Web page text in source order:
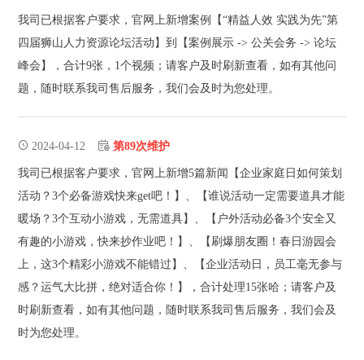
我司已根据客户要求，官网上新增案例【“精益人效 实践为先”第
四届狮山人力资源论坛活动】到【案例展示 -> 公关会务 -> 论坛
峰会】，合计9张，1个视频；请客户及时刷新查看，如有其他问
题，随时联系我司售后服务，我们会及时为您处理。
2024-04-12 第89次维护
我司已根据客户要求，官网上新增5篇新闻【企业家庭日如何策划
活动？3个必备游戏快来get吧！】、【谁说活动一定需要道具才能
暖场？3个互动小游戏，无需道具】、【户外活动必备3个安全又
有趣的小游戏，快来抄作业吧！】、【刷爆朋友圈！春日游园会
上，这3个精彩小游戏不能错过】、【企业活动日，员工毫无参与
感？运气大比拼，绝对适合你！】，合计处理15张哈；请客户及
时刷新查看，如有其他问题，随时联系我司售后服务，我们会及
时为您处理。